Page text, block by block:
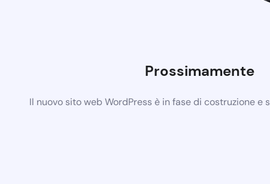
Prossimamente
Il nuovo sito web WordPress è in fase di costruzione e